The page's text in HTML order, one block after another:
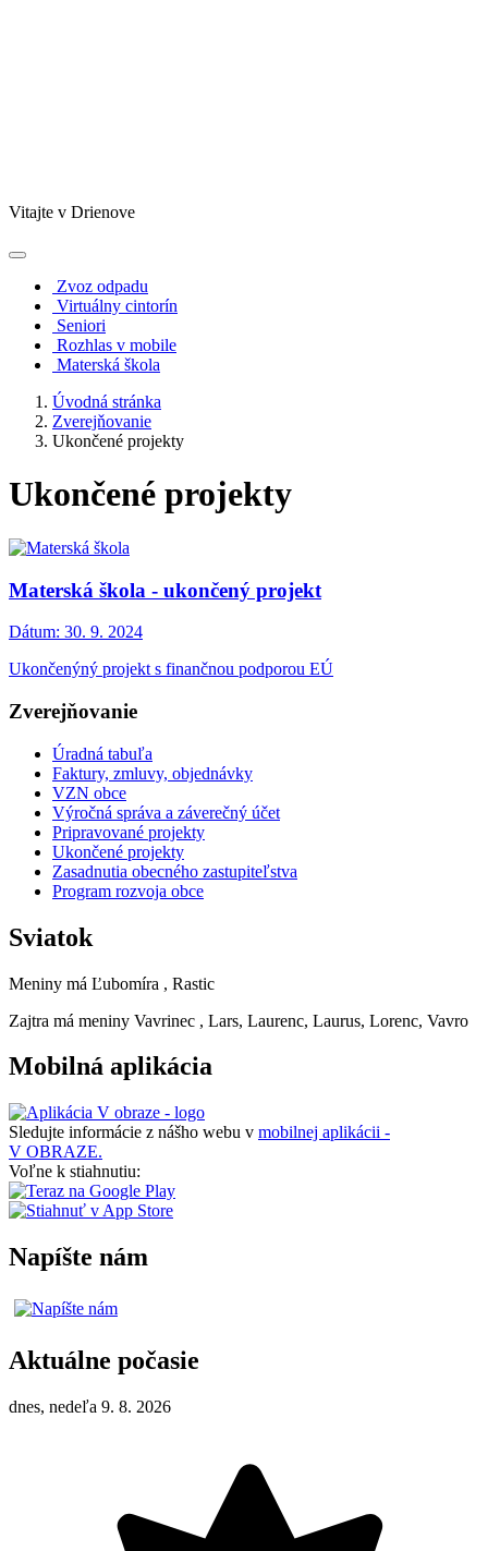
Vitajte v Drienove
Zvoz odpadu
Virtuálny cintorín
Seniori
Rozhlas v mobile
Materská škola
Úvodná stránka
Zverejňovanie
Ukončené projekty
Ukončené projekty
Materská škola - ukončený projekt
Dátum: 30. 9. 2024
Ukončenýný projekt s finančnou podporou EÚ
Zverejňovanie
Úradná tabuľa
Faktury, zmluvy, objednávky
VZN obce
Výročná správa a záverečný účet
Pripravované projekty
Ukončené projekty
Zasadnutia obecného zastupiteľstva
Program rozvoja obce
Sviatok
Meniny má Ľubomíra , Rastic
Zajtra má meniny Vavrinec , Lars, Laurenc, Laurus, Lorenc, Vavro
Mobilná aplikácia
Sledujte informácie z nášho webu v mobilnej aplikácii -
V OBRAZE.
Voľne k stiahnutiu:
Napíšte nám
Aktuálne počasie
dnes, nedeľa 9. 8. 2026